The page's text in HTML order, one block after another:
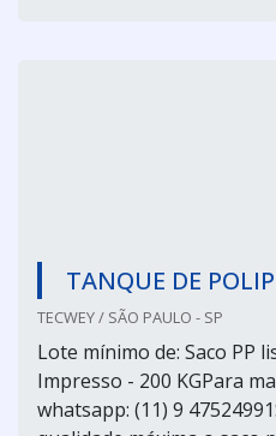
TANQUE DE
TECWEY / SÃO PAULO - SP
Lote mínimo de: Saco PP
Impresso - 200 KGPara
whatsapp: (11) 9